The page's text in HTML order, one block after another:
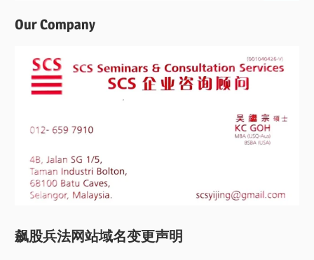
Our Company
飙股兵法网站域名变更声明